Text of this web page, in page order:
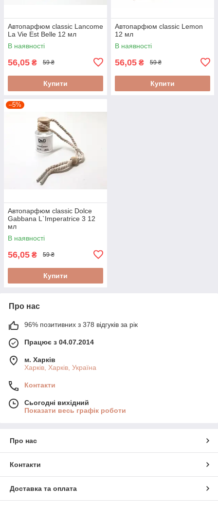
Автопарфюм classic Lancome
La Vie Est Belle 12 мл
В наявності
56,05 ₴ 59 ₴
Купити
Автопарфюм classic Lemon
12 мл
В наявності
56,05 ₴ 59 ₴
Купити
–5%
Автопарфюм classic Dolce
Gabbana L`Imperatrice 3 12
мл
В наявності
56,05 ₴ 59 ₴
Купити
Про нас
96% позитивних з 378 відгуків за рік
Працює з 04.07.2014
м. Харків
Харків, Харків, Україна
Контакти
Сьогодні вихідний
Показати весь графік роботи
Про нас
Контакти
Доставка та оплата